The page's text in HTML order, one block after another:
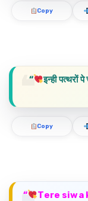
Copy
“
इन्ही
Copy
“
Tere siwa